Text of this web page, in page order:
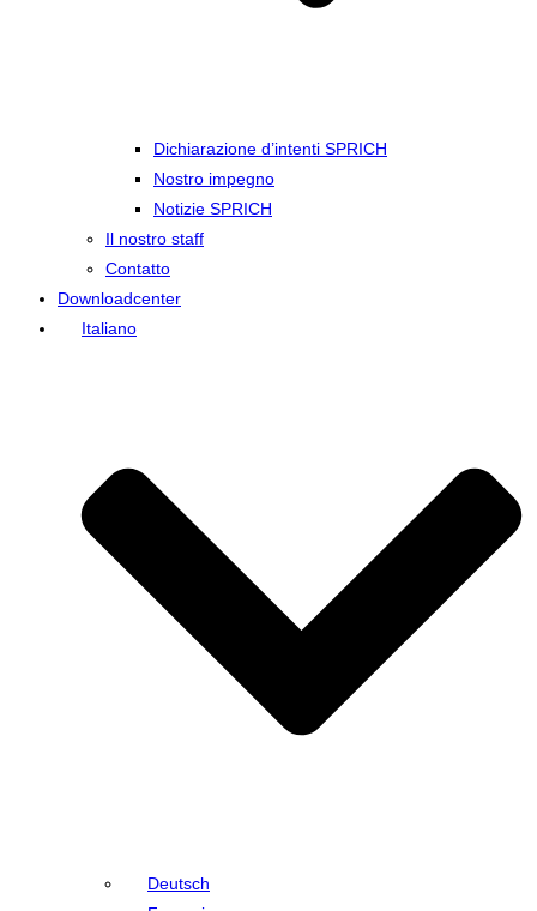
Dichiarazione d’intenti SPRICH
Nostro impegno
Notizie SPRICH
Il nostro staff
Contatto
Downloadcenter
Italiano
Deutsch